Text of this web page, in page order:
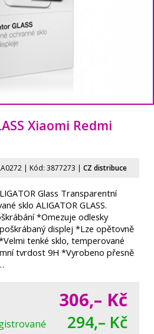
Xiaomi Redmi
| Kód: 3877273 | CZ distribuce
Glass Transparentní
sklo ALIGATOR GLASS.
*Omezuje odlesky
displej *Lze opětovně
tenké sklo, temperované
tvrdost 9H *Vyrobeno přesně
306,– Kč
294,– Kč